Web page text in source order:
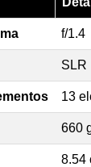
f/1.4
SLR
13
660
8.54